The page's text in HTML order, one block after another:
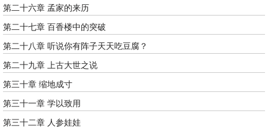
第二十六章 孟家的来历
第二十七章 百香楼中的突破
第二十八章 听说你有阵子天天吃豆腐？
第二十九章 上古大世之说
第三十章 缩地成寸
第三十一章 学以致用
第三十二章 人参娃娃